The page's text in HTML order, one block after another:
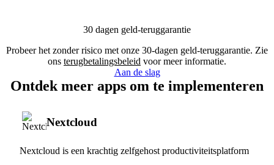
30 dagen geld-teruggarantie
Probeer het zonder risico met onze 30-dagen geld-teruggarantie. Zie
ons terugbetalingsbeleid voor meer informatie.
Aan de slag
Ontdek meer apps om te implementeren
Nextcloud
Nextcloud is een krachtig zelfgehost productiviteitsplatform